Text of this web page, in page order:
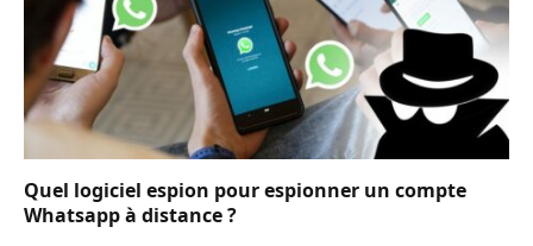
Quel logiciel espion pour espionner un compte
Whatsapp à distance ?